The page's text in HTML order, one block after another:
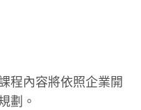
程內容將依照企業開
劃。